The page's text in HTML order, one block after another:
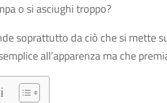
o si asciughi troppo?
soprattutto da ciò che si mette
all’apparenza ma che